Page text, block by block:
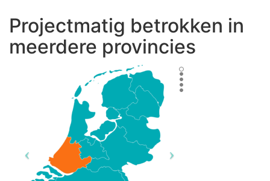
Projectmatig betrokken in
meerdere provincies